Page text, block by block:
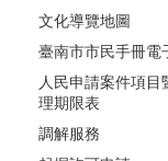
文化導覽地圖
臺南市市民手冊電
人民申請案件項目
理期限表
調解服務